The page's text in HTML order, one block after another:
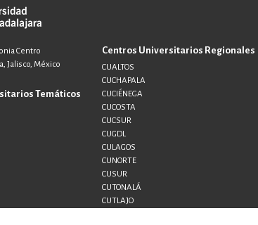
Centro
Jalisco, México
Temáticos
Centros Universitarios Regionales
CUALTOS
CUCHAPALA
CUCIÉNEGA
CUCOSTA
CUCSUR
CUGDL
CULAGOS
CUNORTE
CUSUR
CUTONALÁ
CUTLAJO